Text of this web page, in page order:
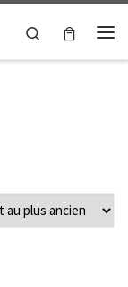
Search